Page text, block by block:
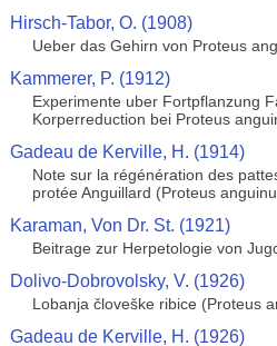
Hirsch-Tabor, O. (1908)
Ueber das Gehirn von Proteus
Kammerer, P. (1912)
Experimente uber Fortpflanzung
Korperreduction bei Proteus
Gadeau de Kerville, H. (1914)
Note sur la régénération des
protée Anguillard (Proteus
Karaman, Von Dr. St. (1921)
Beitrage zur Herpetologie von
Dolivo-Dobrovolsky, V. (1926)
Lobanja človeške ribice (Proteus
Gadeau de Kerville, H. (1926)